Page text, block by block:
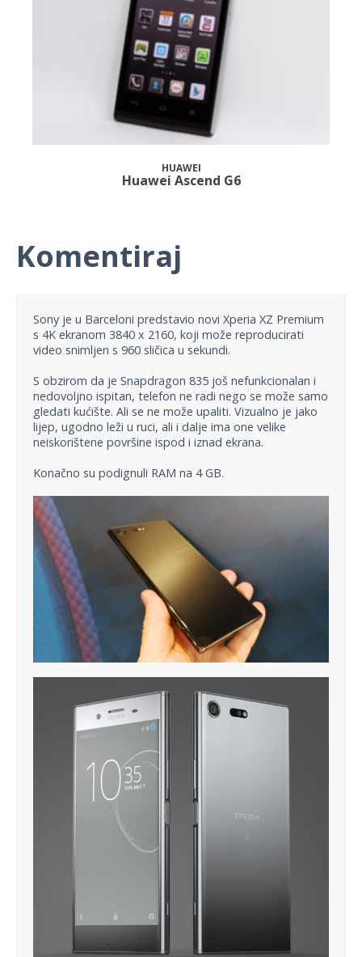
HUAWEI
Huawei Ascend G6
Komentiraj
Sony je u Barceloni predstavio novi Xperia XZ Premium
s 4K ekranom 3840 x 2160, koji može reproducirati
video snimljen s 960 sličica u sekundi.
S obzirom da je Snapdragon 835 još nefunkcionalan i
nedovoljno ispitan, telefon ne radi nego se može samo
gledati kućište. Ali se ne može upaliti. Vizualno je jako
lijep, ugodno leži u ruci, ali i dalje ima one velike
neiskorištene površine ispod i iznad ekrana.
Konačno su podignuli RAM na 4 GB.